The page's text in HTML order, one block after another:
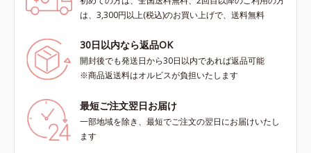
は、3,300円以上(税込)のお買い上げで、送料無料
30日以内なら返品OK
開封後でも発送日から30日以内であれば返品可能
※商品返送料はオルビスが負担いたします
最短ご注文翌日お届け
一部地域を除き、最短でご注文の翌日にお届けいたし
ます